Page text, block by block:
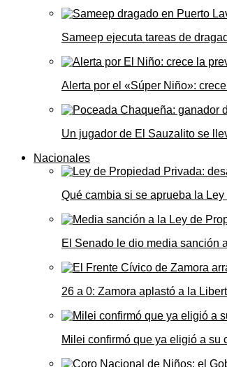
Sameep ejecuta tareas de
Alerta por el «Súper Niño»:
Un jugador de El Sauzalito se
Nacionales
Qué cambia si se aprueba la
El Senado le dio media sanción
26 a 0: Zamora aplastó a la
Milei confirmó que ya eligió a su